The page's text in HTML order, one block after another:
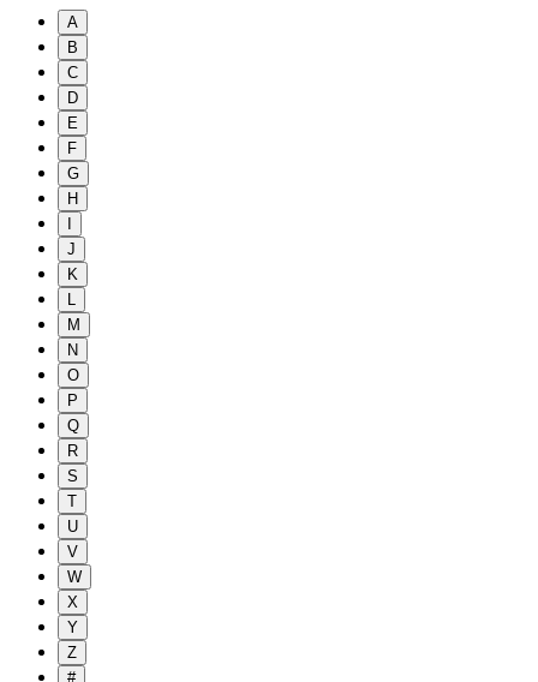
A
B
C
D
E
F
G
H
J
K
L
M
N
O
P
Q
R
S
T
U
V
W
X
Y
Z
#